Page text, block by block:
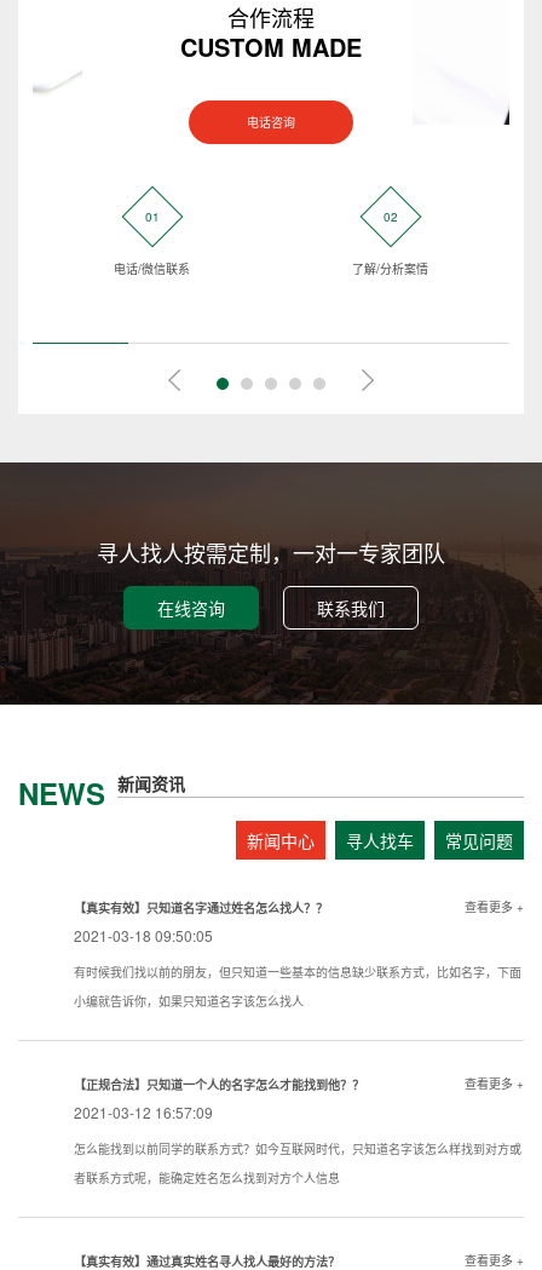
合作流程
CUSTOM MADE
电话咨询
01
电话/微信联系
02
了解/分析案情
寻人找人按需定制，一对一专家团队
在线咨询 联系我们
NEWS 新闻资讯
新闻中心 寻人找车 常见问题
【真实有效】只知道名字通过姓名怎么找人？？
2021-03-18 09:50:05
查看更多 +
有时候我们找以前的朋友，但只知道一些基本的信息缺少联系方式，比如名字，下面
小编就告诉你，如果只知道名字该怎么找人
【正规合法】只知道一个人的名字怎么才能找到他？？
2021-03-12 16:57:09
查看更多 +
怎么能找到以前同学的联系方式？如今互联网时代，只知道名字该怎么样找到对方或
者联系方式呢，能确定姓名怎么找到对方个人信息
【真实有效】通过真实姓名寻人找人最好的方法？ 查看更多 +